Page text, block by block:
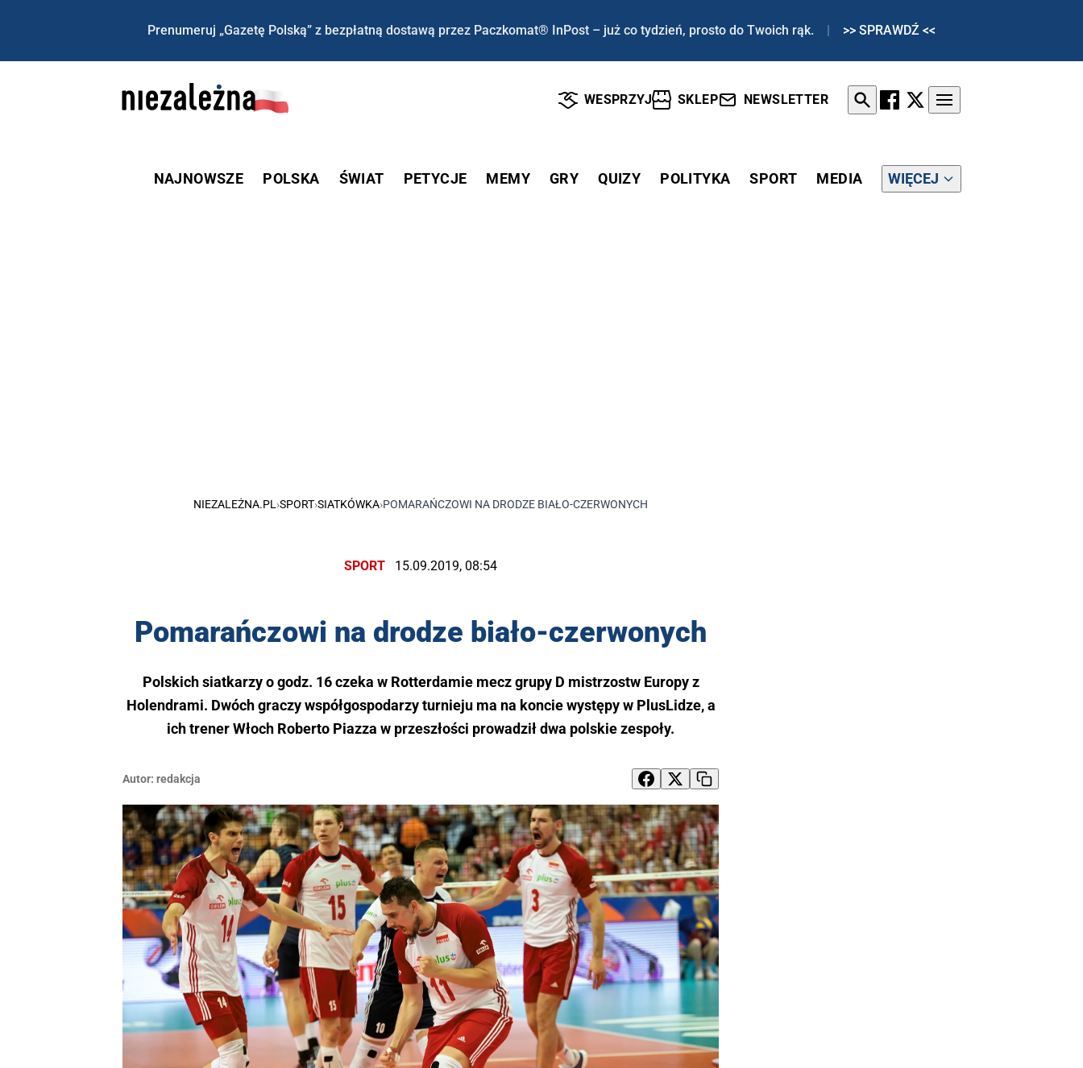
Prenumeruj „Gazetę Polską” z bezpłatną dostawą przez Paczkomat® InPost – już co tydzień, prosto do Twoich rąk. | >> SPRAWDŹ <<
WESPRZYJ SKLEP NEWSLETTER
NAJNOWSZE POLSKA ŚWIAT PETYCJE MEMY GRY QUIZY POLITYKA SPORT MEDIA WIĘCEJ
NIEZALEŻNA.PL ›SPORT›SIATKÓWKA›POMARAŃCZOWI NA DRODZE BIAŁO-CZERWONYCH
SPORT 15.09.2019, 08:54
Pomarańczowi na drodze biało-czerwonych
Polskich siatkarzy o godz. 16 czeka w Rotterdamie mecz grupy D mistrzostw Europy z
Holendrami. Dwóch graczy współgospodarzy turnieju ma na koncie występy w PlusLidze, a
ich trener Włoch Roberto Piazza w przeszłości prowadził dwa polskie zespoły.
Autor: redakcja